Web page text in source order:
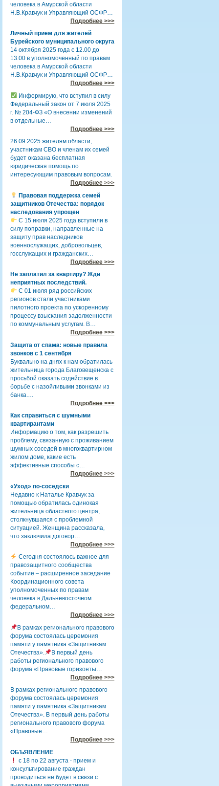
человека в Амурской области
Н.В.Кравчук и Управляющий ОСФР…
Подробнее >>>
Личный прием для жителей
Бурейского муниципального округа
14 октября 2025 года с 12.00 до
13.00 в уполномоченный по правам
человека в Амурской области
Н.В.Кравчук и Управляющий ОСФР…
Подробнее >>>
Информирую, что вступил в силу
Федеральный закон от 7 июля 2025
г. № 204-ФЗ «О внесении изменений
в отдельные…
Подробнее >>>
26.09.2025 жителям области,
участникам СВО и членам их семей
будет оказана бесплатная
юридическая помощь по
интересующим правовым вопросам.
Подробнее >>>
Правовая поддержка семей
защитников Отечества: порядок
наследования упрощен
С 15 июля 2025 года вступили в
силу поправки, направленные на
защиту прав наследников
военнослужащих, добровольцев,
госслужащих и гражданских…
Подробнее >>>
Не заплатил за квартиру? Жди
неприятных последствий.
С 01 июля ряд российских
регионов стали участниками
пилотного проекта по ускоренному
процессу взыскания задолженности
по коммунальным услугам. В…
Подробнее >>>
Защита от спама: новые правила
звонков с 1 сентября
Буквально на днях к нам обратилась
жительница города Благовещенска с
просьбой оказать содействие в
борьбе с назойливыми звонками из
банка.…
Подробнее >>>
Как справиться с шумными
квартирантами
Информацию о том, как разрешить
проблему, связанную с проживанием
шумных соседей в многоквартирном
жилом доме, какие есть
эффективные способы с…
Подробнее >>>
«Уход» по-соседски
Недавно к Наталье Кравчук за
помощью обратилась одинокая
жительница областного центра,
столкнувшаяся с проблемной
ситуацией. Женщина рассказала,
что заключила договор…
Подробнее >>>
Сегодня состоялось важное для
правозащитного сообщества
событие – расширенное заседание
Координационного совета
уполномоченных по правам
человека в Дальневосточном
федеральном…
Подробнее >>>
В рамках регионального правового
форума состоялась церемония
памяти у памятника «Защитникам
Отечества».
В первый день
работы регионального правового
форума «Правовые горизонты…
Подробнее >>>
В рамках регионального правового
форума состоялась церемония
памяти у памятника «Защитникам
Отечества». В первый день работы
регионального правового форума
«Правовые…
Подробнее >>>
ОБЪЯВЛЕНИЕ
с 18 по 22 августа - прием и
консультирование граждан
проводиться не будет в связи с